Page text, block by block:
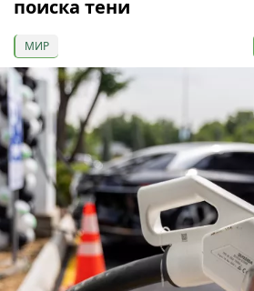
поиска тени
МИР